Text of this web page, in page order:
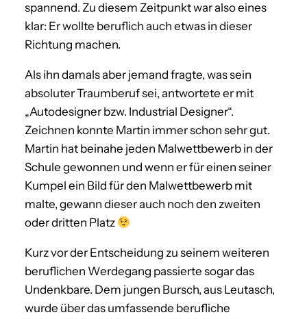
spannend. Zu diesem Zeitpunkt war also eines
klar: Er wollte beruflich auch etwas in dieser
Richtung machen.
Als ihn damals aber jemand fragte, was sein
absoluter Traumberuf sei, antwortete er mit
„Autodesigner bzw. Industrial Designer“.
Zeichnen konnte Martin immer schon sehr gut.
Martin hat beinahe jeden Malwettbewerb in der
Schule gewonnen und wenn er für einen seiner
Kumpel ein Bild für den Malwettbewerb mit
malte, gewann dieser auch noch den zweiten
oder dritten Platz
Kurz vor der Entscheidung zu seinem weiteren
beruflichen Werdegang passierte sogar das
Undenkbare. Dem jungen Bursch, aus Leutasch,
wurde über das umfassende berufliche